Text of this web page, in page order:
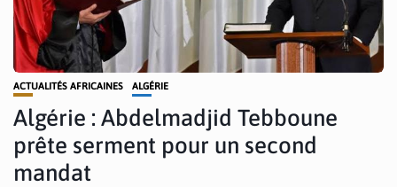
ACTUALITÉS AFRICAINES ALGÉRIE
Algérie : Abdelmadjid Tebboune
prête serment pour un second
mandat